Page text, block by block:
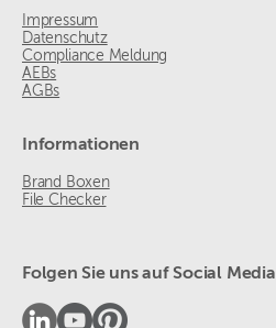
Impressum
Datenschutz
Compliance Meldung
AEBs
AGBs
Informationen
Brand Boxen
File Checker
Folgen Sie uns auf Social Media